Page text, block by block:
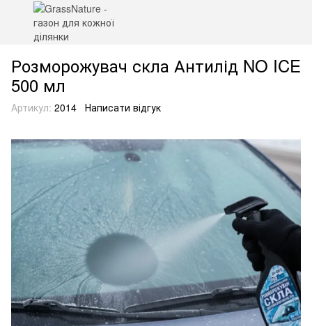
Розморожувач скла Антилід NO ICE
500 мл
Артикул: 2014 Написати відгук